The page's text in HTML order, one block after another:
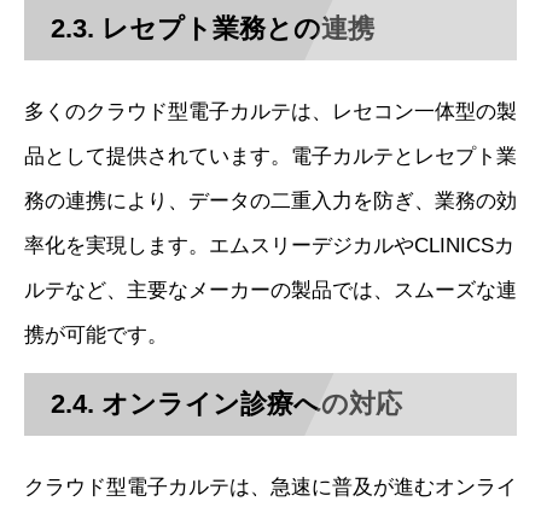
2.3. レセプト業務との連携
多くのクラウド型電子カルテは、レセコン一体型の製
品として提供されています。電子カルテとレセプト業
務の連携により、データの二重入力を防ぎ、業務の効
率化を実現します。エムスリーデジカルやCLINICSカ
ルテなど、主要なメーカーの製品では、スムーズな連
携が可能です。
2.4. オンライン診療への対応
クラウド型電子カルテは、急速に普及が進むオンライ